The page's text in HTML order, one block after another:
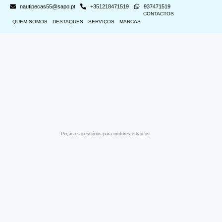
nautipecas55@sapo.pt +351218471519 937471519
QUEM SOMOS DESTAQUES SERVIÇOS MARCAS
CONTACTOS
Peças e acessórios para motores e barcos